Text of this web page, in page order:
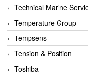
Technical Marine
Temperature Group
Tempsens
Tension & Position
Toshiba